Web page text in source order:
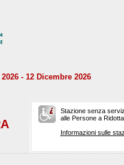
- 12 Dicembre 2026
Stazione senza
alle Persone a
Informazioni sulle